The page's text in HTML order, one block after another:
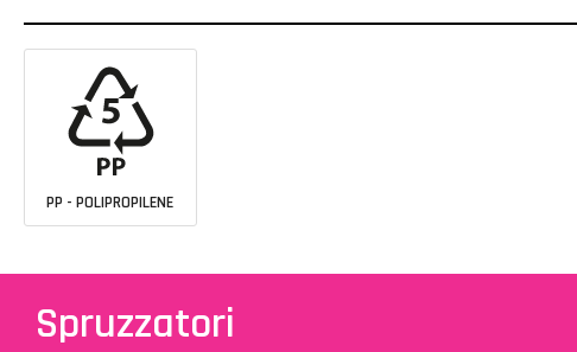
PP - POLIPROPILENE
Spruzzatori